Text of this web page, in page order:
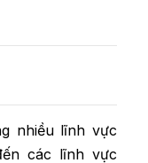
nhiều lĩnh vực
các lĩnh vực